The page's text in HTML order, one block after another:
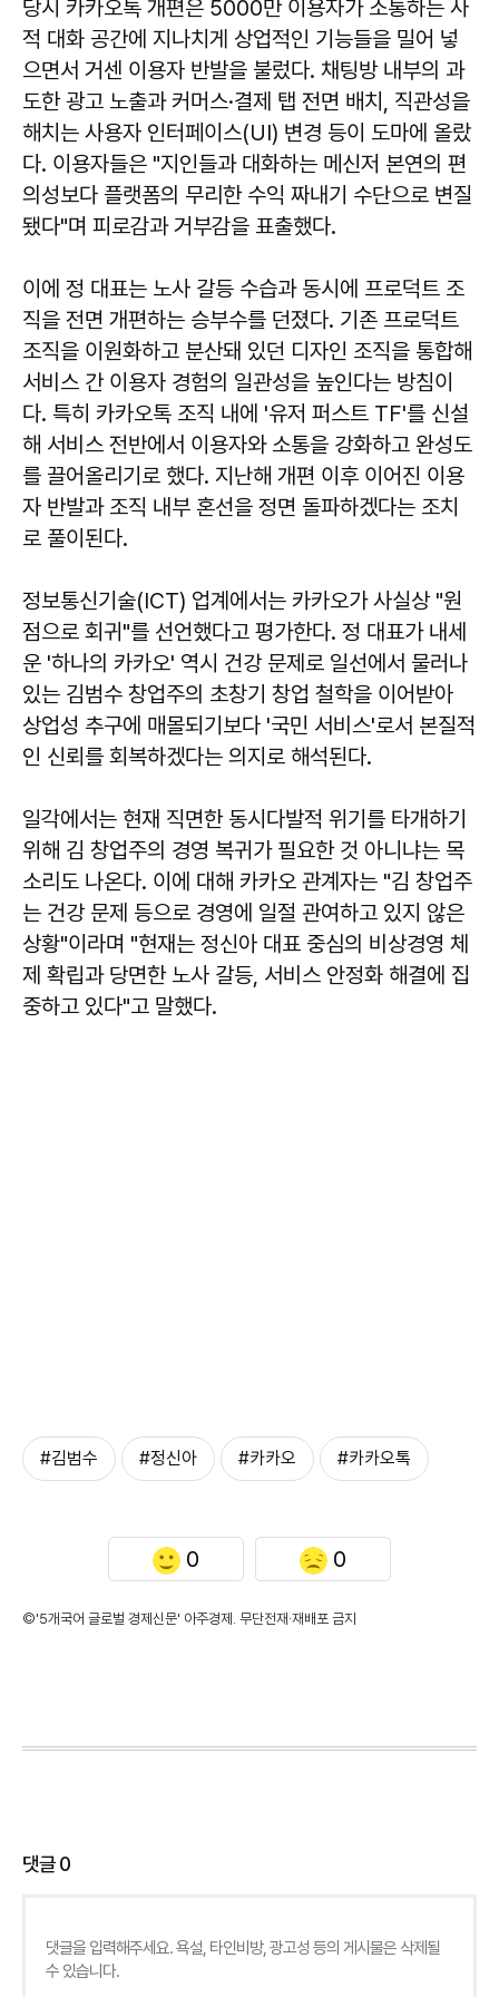
당시 카카오톡 개편은 5000만 이용자가 소통하는 사
적 대화 공간에 지나치게 상업적인 기능들을 밀어 넣
으면서 거센 이용자 반발을 불렀다. 채팅방 내부의 과
도한 광고 노출과 커머스·결제 탭 전면 배치, 직관성을
해치는 사용자 인터페이스(UI) 변경 등이 도마에 올랐
다. 이용자들은 "지인들과 대화하는 메신저 본연의 편
의성보다 플랫폼의 무리한 수익 짜내기 수단으로 변질
됐다"며 피로감과 거부감을 표출했다.
이에 정 대표는 노사 갈등 수습과 동시에 프로덕트 조
직을 전면 개편하는 승부수를 던졌다. 기존 프로덕트
조직을 이원화하고 분산돼 있던 디자인 조직을 통합해
서비스 간 이용자 경험의 일관성을 높인다는 방침이
다. 특히 카카오톡 조직 내에 '유저 퍼스트 TF'를 신설
해 서비스 전반에서 이용자와 소통을 강화하고 완성도
를 끌어올리기로 했다. 지난해 개편 이후 이어진 이용
자 반발과 조직 내부 혼선을 정면 돌파하겠다는 조치
로 풀이된다.
정보통신기술(ICT) 업계에서는 카카오가 사실상 "원
점으로 회귀"를 선언했다고 평가한다. 정 대표가 내세
운 '하나의 카카오' 역시 건강 문제로 일선에서 물러나
있는 김범수 창업주의 초창기 창업 철학을 이어받아
상업성 추구에 매몰되기보다 '국민 서비스'로서 본질적
인 신뢰를 회복하겠다는 의지로 해석된다.
일각에서는 현재 직면한 동시다발적 위기를 타개하기
위해 김 창업주의 경영 복귀가 필요한 것 아니냐는 목
소리도 나온다. 이에 대해 카카오 관계자는 "김 창업주
는 건강 문제 등으로 경영에 일절 관여하고 있지 않은
상황"이라며 "현재는 정신아 대표 중심의 비상경영 체
제 확립과 당면한 노사 갈등, 서비스 안정화 해결에 집
중하고 있다"고 말했다.
#김범수 #정신아 #카카오 #카카오톡
0 0
©'5개국어 글로벌 경제신문' 아주경제. 무단전재·재배포 금지
댓글0